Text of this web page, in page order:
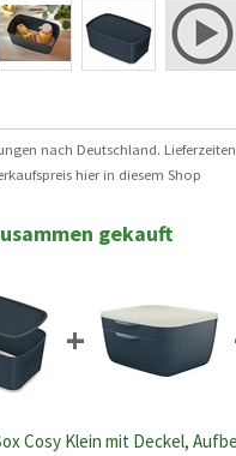
nach Deutschland.
hier in diesem Shop
gekauft
+
Cosy Klein mit Deckel,